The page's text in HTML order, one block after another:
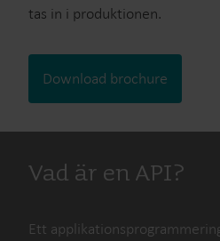
tas in i produktionen.
Download brochure
Vad är en API?
Ett